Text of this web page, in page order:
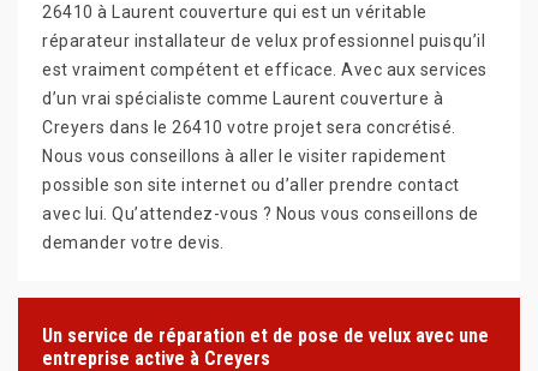
26410 à Laurent couverture qui est un véritable
réparateur installateur de velux professionnel puisqu’il
est vraiment compétent et efficace. Avec aux services
d’un vrai spécialiste comme Laurent couverture à
Creyers dans le 26410 votre projet sera concrétisé.
Nous vous conseillons à aller le visiter rapidement
possible son site internet ou d’aller prendre contact
avec lui. Qu’attendez-vous ? Nous vous conseillons de
demander votre devis.
Un service de réparation et de pose de velux avec une
entreprise active à Creyers